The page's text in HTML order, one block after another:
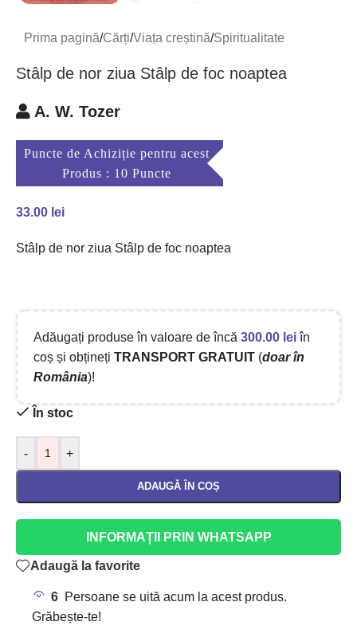
Prima pagină/Cărți/Viața creștină/Spiritualitate
Stâlp de nor ziua Stâlp de foc noaptea
A. W. Tozer
Puncte de Achiziție pentru acest
Produs : 10 Puncte
33.00 lei
Stâlp de nor ziua Stâlp de foc noaptea
Adăugați produse în valoare de încă 300.00 leiîn
coș și obțineți TRANSPORT GRATUIT (doar în
România)!
În stoc
- +
ADAUGĂ ÎN COȘ
INFORMAȚII PRIN WHATSAPP
Adaugă la favorite
6 Persoane se uită acum la acest produs.
Grăbește-te!